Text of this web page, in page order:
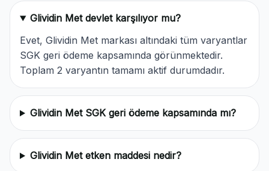
Glividin Met devlet karşılıyor mu?
Evet, Glividin Met markası altındaki tüm varyantlar
SGK geri ödeme kapsamında görünmektedir.
Toplam 2 varyantın tamamı aktif durumdadır.
Glividin Met SGK geri ödeme kapsamında mı?
Glividin Met etken maddesi nedir?